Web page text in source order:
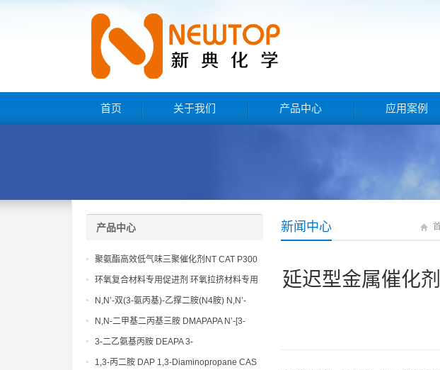
首页 关于我们 产品中心 应用案例
新闻中心
延迟型金属催化
产品中心
聚氨酯高效低气味三聚催化剂NT CAT P300
环氧复合材料专用促进剂 环氧拉挤材料专用
促进剂 NT EP 120
N,N’-双(3-氨丙基)-乙撑二胺(N4胺) N,N’-
Bis(3-aminopropyl)-ethylenediamine CAS
No10563-26-5
N,N-二甲基二丙基三胺 DMAPAPA N’-[3-
(dimethylamino)propyllpropane-1,3-
diamine CAS No10563-29-8
3-二乙氨基丙胺 DEAPA 3-
(Diethylamino)propylamine CAS No 104-
1,3-丙二胺 DAP 1,3-Diaminopropane CAS